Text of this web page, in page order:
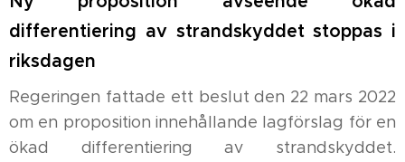
differentiering av strandskyddet stoppas i
riksdagen
Regeringen fattade ett beslut den 22 mars 2022
om en proposition innehållande lagförslag för en
ökad differentiering av strandskyddet.